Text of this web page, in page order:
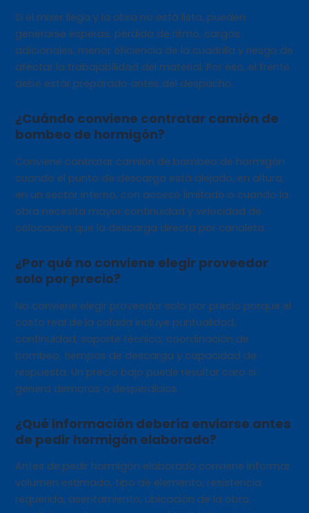
Si el mixer llega y la obra no está lista, pueden
generarse esperas, pérdida de ritmo, cargos
adicionales, menor eficiencia de la cuadrilla y riesgo de
afectar la trabajabilidad del material. Por eso, el frente
debe estar preparado antes del despacho.
¿Cuándo conviene contratar camión de
bombeo de hormigón?
Conviene contratar camión de bombeo de hormigón
cuando el punto de descarga está alejado, en altura,
en un sector interno, con acceso limitado o cuando la
obra necesita mayor continuidad y velocidad de
colocación que la descarga directa por canaleta.
¿Por qué no conviene elegir proveedor
solo por precio?
No conviene elegir proveedor solo por precio porque el
costo real de la colada incluye puntualidad,
continuidad, soporte técnico, coordinación de
bombeo, tiempos de descarga y capacidad de
respuesta. Un precio bajo puede resultar caro si
genera demoras o desperdicios.
¿Qué información debería enviarse antes
de pedir hormigón elaborado?
Antes de pedir hormigón elaborado conviene informar
volumen estimado, tipo de elemento, resistencia
requerida, asentamiento, ubicación de la obra,